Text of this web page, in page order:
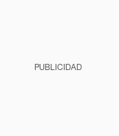
PUBLICIDAD